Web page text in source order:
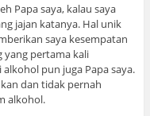
Papa saya, kalau saya
jajan katanya. Hal unik
saya kesempatan
yang pertama kali
pun juga Papa saya.
dan tidak pernah
alkohol.